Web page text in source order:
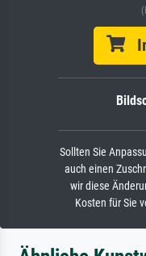
In
Sollten Sie
auch einen
wir diese
Kosten für Sie